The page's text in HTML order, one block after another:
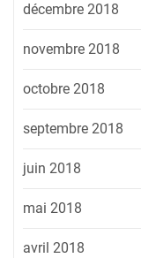
décembre 2018
novembre 2018
octobre 2018
septembre 2018
juin 2018
mai 2018
avril 2018